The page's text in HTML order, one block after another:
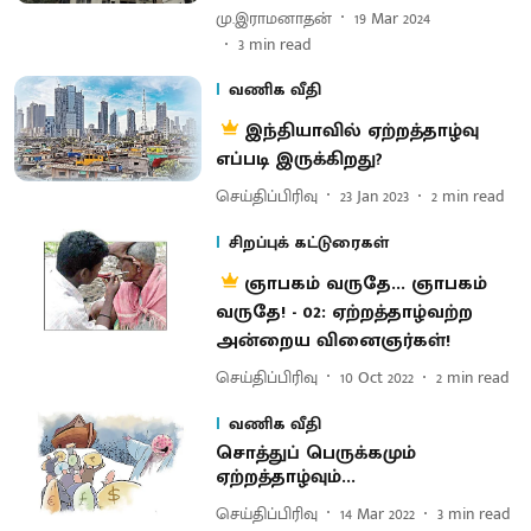
மு.இராமனாதன்
19 Mar 2024
3 min read
வணிக வீதி
இந்தியாவில் ஏற்றத்தாழ்வு
எப்படி இருக்கிறது?
செய்திப்பிரிவு 23 Jan 2023 2 min read
சிறப்புக் கட்டுரைகள்
ஞாபகம் வருதே... ஞாபகம்
வருதே! - 02: ஏற்றத்தாழ்வற்ற
அன்றைய வினைஞர்கள்!
செய்திப்பிரிவு 10 Oct 2022 2 min read
வணிக வீதி
சொத்துப் பெருக்கமும்
ஏற்றத்தாழ்வும்...
செய்திப்பிரிவு 14 Mar 2022 3 min read